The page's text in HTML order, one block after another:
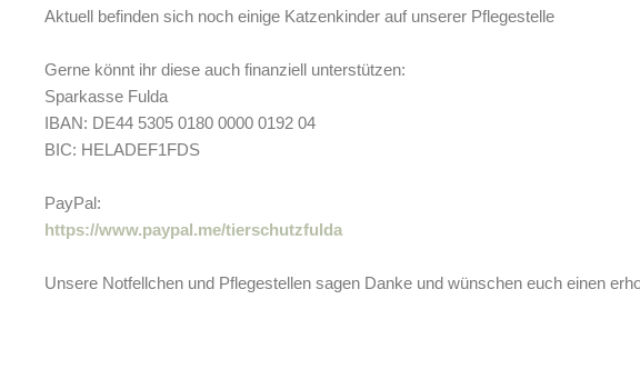
Aktuell befinden sich noch einige Katzenkinder auf unserer Pflegestelle
Gerne könnt ihr diese auch finanziell unterstützen:
Sparkasse Fulda
IBAN: DE44 5305 0180 0000 0192 04
BIC: HELADEF1FDS
PayPal:
https://www.paypal.me/tierschutzfulda
Unsere Notfellchen und Pflegestellen sagen Danke und wünschen euch einen